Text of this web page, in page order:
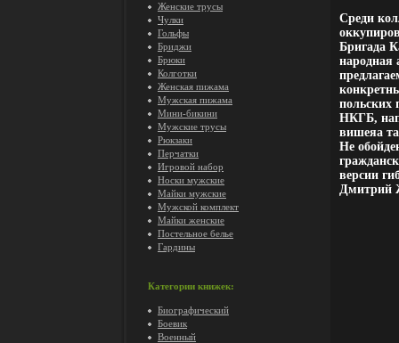
Женские трусы
Чулки
Гольфы
Бриджи
Брюки
Колготки
Женская пижама
Мужская пижама
Мини-бикини
Мужские трусы
Рюкзаки
Перчатки
Игровой набор
Носки мужские
Майки мужские
Мужской комплект
Майки женские
Постельное белье
Гардины
Категории книжек:
Биографический
Боевик
Военный
Среди
Бригада
польских
НКГБ,
вишеяа
Не
версии
Дмитрий